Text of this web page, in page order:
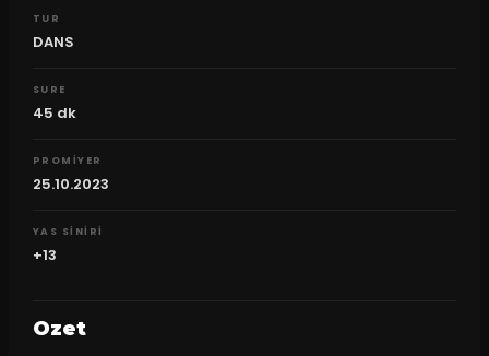
TUR
DANS
SURE
45 dk
PROMIYER
25.10.2023
YAS SINIRI
+13
Ozet